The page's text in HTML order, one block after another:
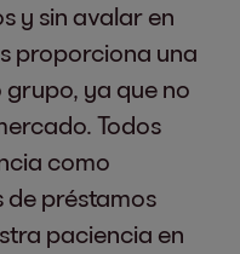
y sin avalar en
proporciona una
ya que no
Todos
como
préstamos
paciencia en